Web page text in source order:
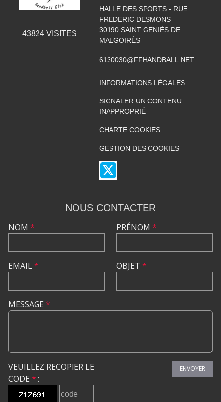
43824VISITES
HALLE DES SPORTS - RUE
FREDERIC DESMONS
30190 SAINT GENIÈS DE
MALGOIRÈS
6130030@FFHANDBALL.NET
INFORMATIONS LÉGALES
SIGNALER UN CONTENU
INAPPROPRIÉ
CHARTE COOKIES
GESTION DES COOKIES
NOUS CONTACTER
NOM *
EMAIL*
PRÉNOM *
OBJET *
MESSAGE *
VEUILLEZ RECOPIER LE
CODE * :
ENVOYER